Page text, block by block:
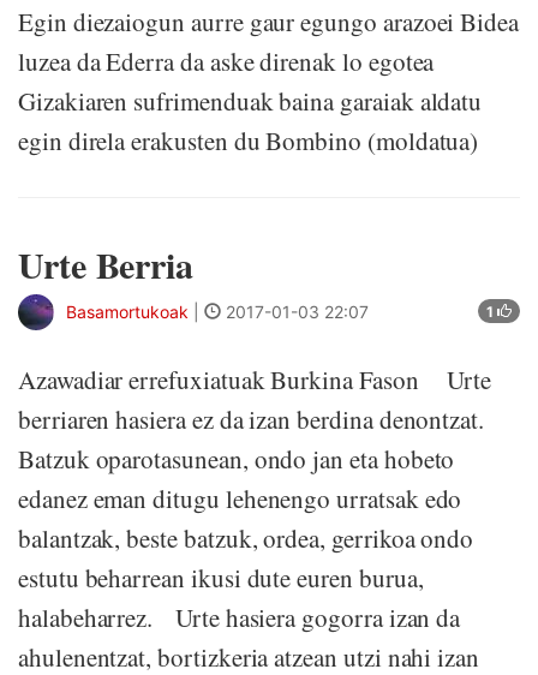
Egin diezaiogun aurre gaur egungo arazoei Bidea
luzea da Ederra da aske direnak lo egotea
Gizakiaren sufrimenduak baina garaiak aldatu
egin direla erakusten du Bombino (moldatua)
Urte Berria
1
Basamortukoak 2017-01-03 22:07
Azawadiar errefuxiatuak Burkina Fason Urte
berriaren hasiera ez da izan berdina denontzat.
Batzuk oparotasunean, ondo jan eta hobeto
edanez eman ditugu lehenengo urratsak edo
balantzak, beste batzuk, ordea, gerrikoa ondo
estutu beharrean ikusi dute euren burua,
halabeharrez. Urte hasiera gogorra izan da
ahulenentzat, bortizkeria atzean utzi nahi izan